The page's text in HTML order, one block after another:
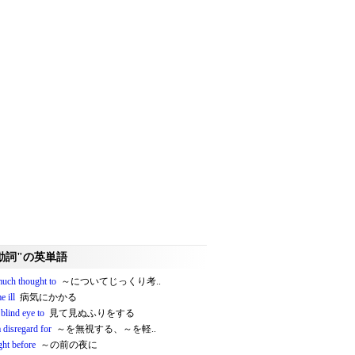
詞"の英単語
thought to ～についてじっくり考..
ill 病気にかかる
eye to 見て見ぬふりをする
disregard for ～を無視する、～を軽..
before ～の前の夜に